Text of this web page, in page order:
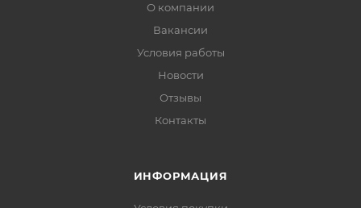
О компании
Вакансии
Условия работы
Новости
Отзывы
Контакты
ИНФОРМАЦИЯ